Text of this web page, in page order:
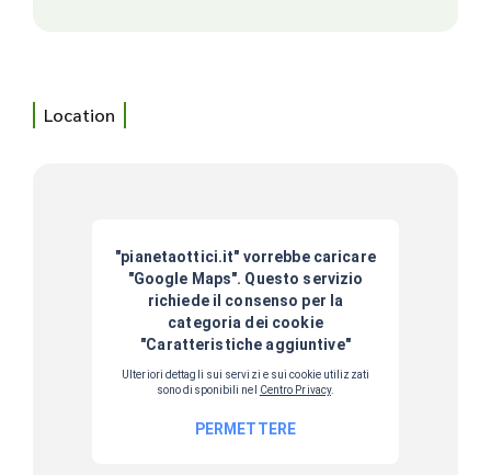
Location